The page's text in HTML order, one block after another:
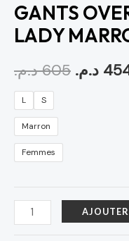
GANTS
LADY
605 د.م. د.م.
L S
Marron
Femmes